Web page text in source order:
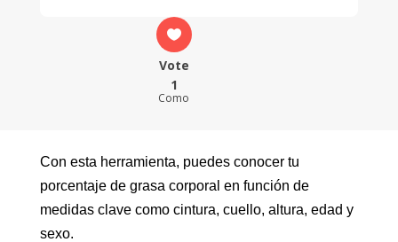
Vote
1
Como
Con esta herramienta, puedes conocer tu
porcentaje de grasa corporal en función de
medidas clave como cintura, cuello, altura, edad y
sexo.